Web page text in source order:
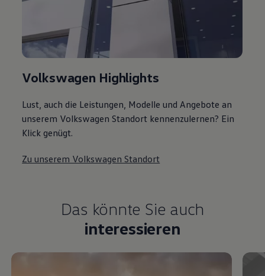
Volkswagen Highlights
Lust, auch die Leistungen, Modelle und Angebote an
unserem Volkswagen Standort kennenzulernen? Ein
Klick genügt.
Zu unserem Volkswagen Standort
Das könnte Sie auch
interessieren